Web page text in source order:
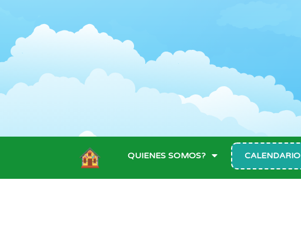
QUIENES SOMOS? CALENDARIO